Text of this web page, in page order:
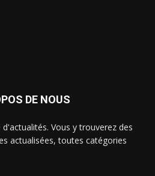
DE NOUS
Vous y trouverez des
actualisées, toutes catégories